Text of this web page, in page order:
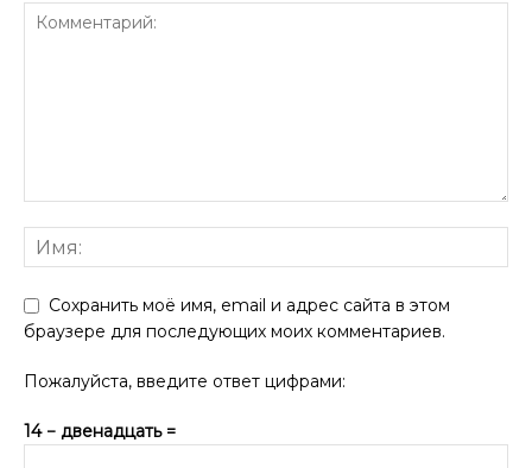
Сохранить моё имя, email и адрес сайта в этом
браузере для последующих моих комментариев.
Пожалуйста, введите ответ цифрами:
14 − двенадцать =